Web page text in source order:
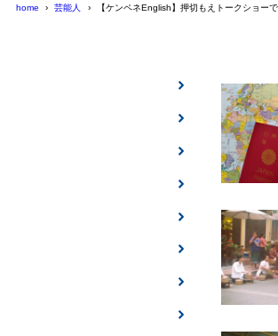
home 芸能人 【ケンペネEnglish】押切もえトークショー